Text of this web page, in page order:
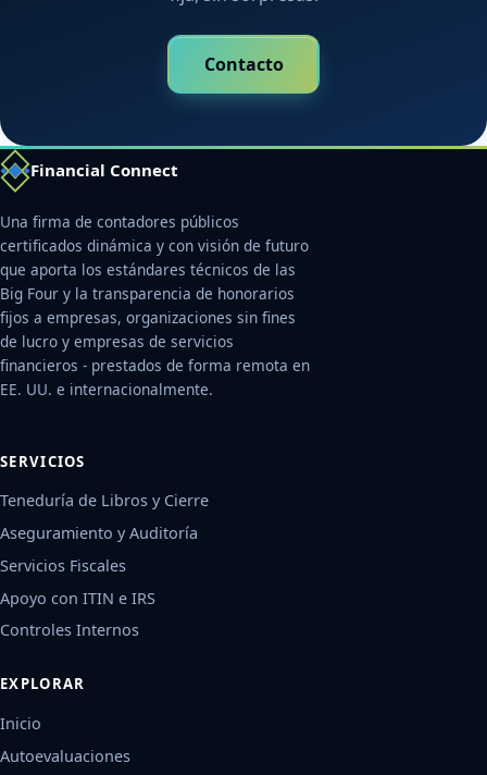
Contacto
Financial Connect
Una firma de contadores públicos
certificados dinámica y con visión de futuro
que aporta los estándares técnicos de las
Big Four y la transparencia de honorarios
fijos a empresas, organizaciones sin fines
de lucro y empresas de servicios
financieros - prestados de forma remota en
EE. UU. e internacionalmente.
SERVICIOS
Teneduría de Libros y Cierre
Aseguramiento y Auditoría
Servicios Fiscales
Apoyo con ITIN e IRS
Controles Internos
EXPLORAR
Inicio
Autoevaluaciones